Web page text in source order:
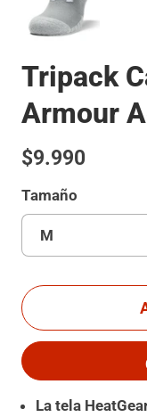
Tripack
Armour
$9.990
Tamaño
La tela